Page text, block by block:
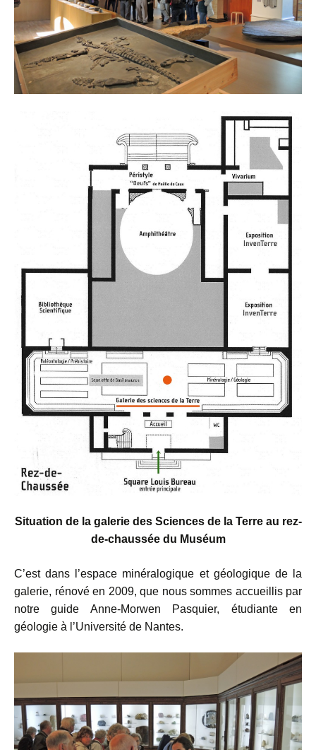
Situation de la galerie des Sciences de la Terre au rez-
de-chaussée du Muséum
C’est dans l’espace minéralogique et géologique de la
galerie, rénové en 2009, que nous sommes accueillis par
notre guide Anne-Morwen Pasquier, étudiante en
géologie à l’Université de Nantes.